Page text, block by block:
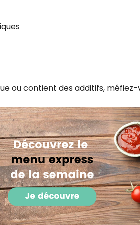
ou contient des additifs,